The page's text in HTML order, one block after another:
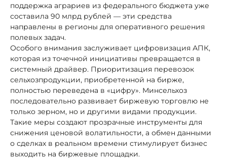
поддержка аграриев из федерального бюджета уже
составила 90 млрд рублей — эти средства
направлены в регионы для оперативного решения
полевых задач.
Особого внимания заслуживает цифровизация АПК,
которая из точечной инициативы превращается в
системный драйвер. Приоритизация перевозок
сельхозпродукции, приобретенной на бирже,
полностью переведена в «цифру». Минсельхоз
последовательно развивает биржевую торговлю не
только зерном, но и другими видами продукции.
Такие меры создают прозрачные инструменты для
снижения ценовой волатильности, а обмен данными
о сделках в реальном времени стимулирует бизнес
выходить на биржевые площадки.